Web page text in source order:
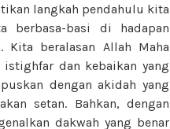
langkah pendahulu kita
berbasa-basi di hadapan
Kita beralasan Allah Maha
dan kebaikan yang
dengan akidah yang
setan. Bahkan, dengan
dakwah yang benar